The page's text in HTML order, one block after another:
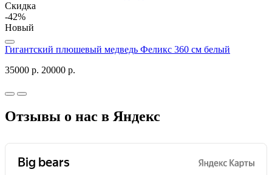
Скидка
-42%
Новый
Гигантский плюшевый медведь Феликс 360 см белый
35000 р. 20000 р.
Отзывы о нас в Яндекс